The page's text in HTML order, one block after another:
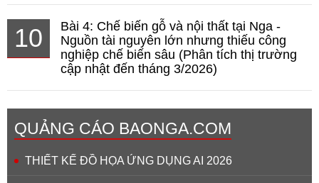
10
Bài 4: Chế biến gỗ và nội thất tại Nga -
Nguồn tài nguyên lớn nhưng thiếu công
nghiệp chế biến sâu (Phân tích thị trường
cập nhật đến tháng 3/2026)
QUẢNG CÁO BAONGA.COM
THIẾT KẾ ĐỒ HỌA ỨNG DỤNG AI 2026